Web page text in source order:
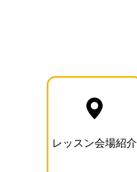
レッスン会場紹介